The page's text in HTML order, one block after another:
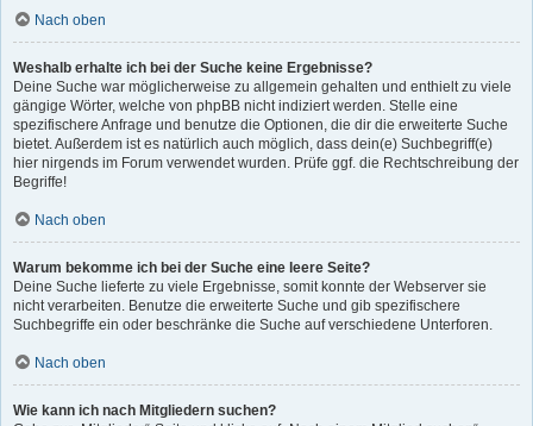
Nach oben
Weshalb erhalte ich bei der Suche keine Ergebnisse?
Deine Suche war möglicherweise zu allgemein gehalten und enthielt zu viele
gängige Wörter, welche von phpBB nicht indiziert werden. Stelle eine
spezifischere Anfrage und benutze die Optionen, die dir die erweiterte Suche
bietet. Außerdem ist es natürlich auch möglich, dass dein(e) Suchbegriff(e)
hier nirgends im Forum verwendet wurden. Prüfe ggf. die Rechtschreibung der
Begriffe!
Nach oben
Warum bekomme ich bei der Suche eine leere Seite?
Deine Suche lieferte zu viele Ergebnisse, somit konnte der Webserver sie
nicht verarbeiten. Benutze die erweiterte Suche und gib spezifischere
Suchbegriffe ein oder beschränke die Suche auf verschiedene Unterforen.
Nach oben
Wie kann ich nach Mitgliedern suchen?